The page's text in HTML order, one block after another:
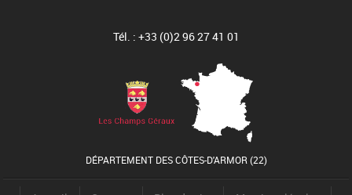
Tél. : +33 (0)2 96 27 41 01
DÉPARTEMENT DES CÔTES-D'ARMOR (22)